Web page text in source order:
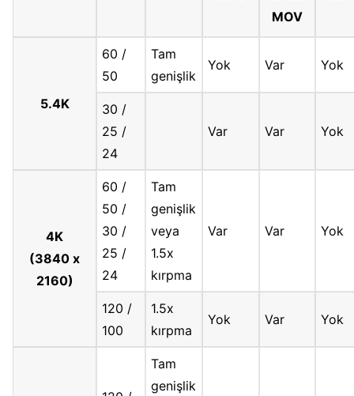
MOV
5.4K
60 /
50
Tam
genişlik
Yok Var Yok
30 /
25 /
24
Var Var Yok
4K
(3840 x
2160)
60 /
50 /
30 /
25 /
24
Tam
genişlik
veya
1.5x
kırpma
Var Var Yok
120 /
100
1.5x
kırpma
Yok Var Yok
Tam
genişlik